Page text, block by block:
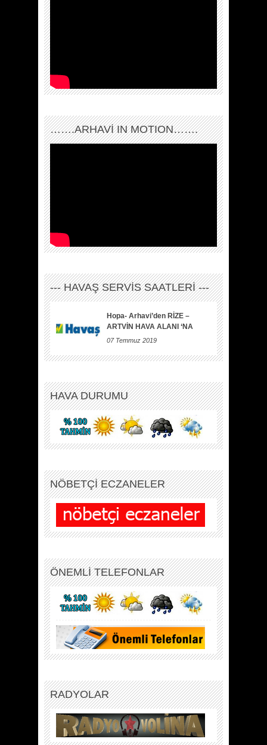
…….ARHAVI IN MOTION…….
--- HAVAŞ SERVİS SAATLERİ ---
Hopa- Arhavi’den RİZE –
ARTVİN HAVA ALANI ‘NA
07 Temmuz 2019
HAVA DURUMU
NÖBETÇİ ECZANELER
ÖNEMLİ TELEFONLAR
RADYOLAR